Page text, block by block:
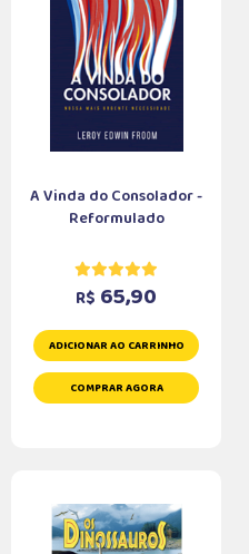
A Vinda do Consolador -
Reformulado
R$ 65,90
ADICIONAR AO CARRINHO
COMPRAR AGORA